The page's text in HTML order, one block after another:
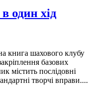
один хід
книга шахового клубу
базових
містить послідовні
творчі вправи....